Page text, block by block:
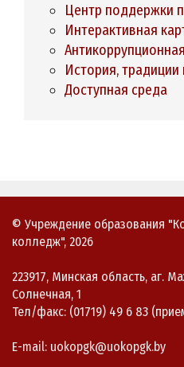
Центр поддержки
Интерактивная
История,
Доступная среда
© Учреждение образования
колледж", 2026
223917, Минская область, аг.
Солнечная, 1
Тел/факс: (01719) 49 6 83
E-mail: uokopgk@uokopgk.by